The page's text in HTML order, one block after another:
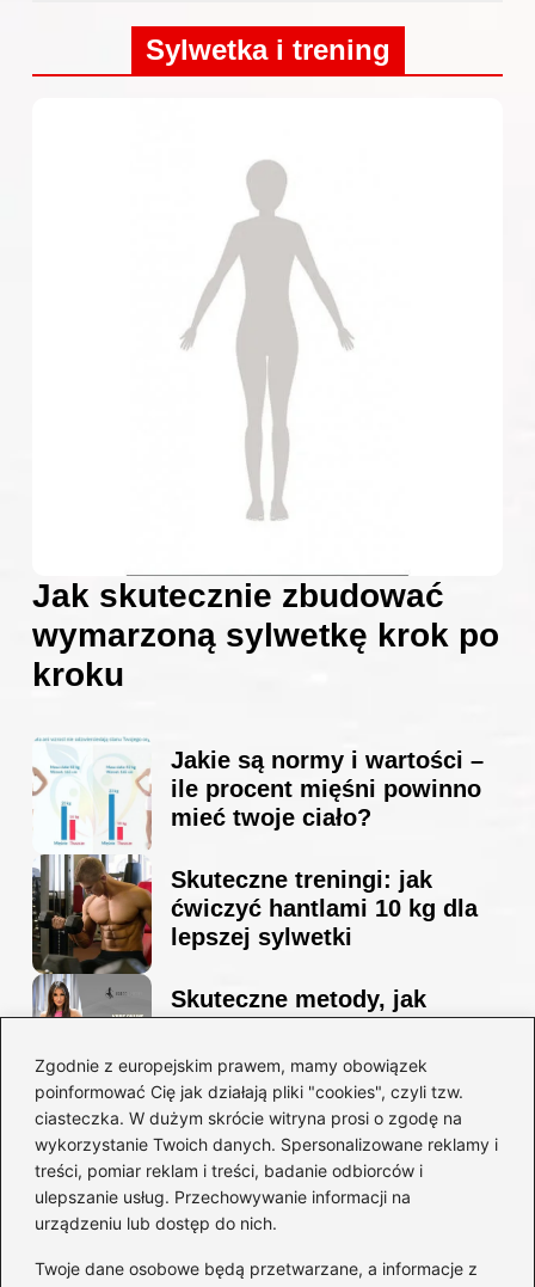
Zgodnie z europejskim prawem, mamy obowiązek
poinformować Cię jak działają pliki "cookies", czyli tzw.
ciasteczka. W dużym skrócie witryna prosi o zgodę na
wykorzystanie Twoich danych. Spersonalizowane reklamy i
treści, pomiar reklam i treści, badanie odbiorców i
ulepszanie usług. Przechowywanie informacji na
urządzeniu lub dostęp do nich.
Twoje dane osobowe będą przetwarzane, a informacje z
Sylwetka i trening
Jak skutecznie zbudować
wymarzoną sylwetkę krok po
kroku
Jakie są normy i wartości –
ile procent mięśni powinno
mieć twoje ciało?
Skuteczne treningi: jak
ćwiczyć hantlami 10 kg dla
lepszej sylwetki
Skuteczne metody, jak
schudnąć i wyrzeźbić
sylwetkę w zaledwie 90 dni
Idealny garnitur: jak dobrać
go do swojej sylwetki?
Kategorie